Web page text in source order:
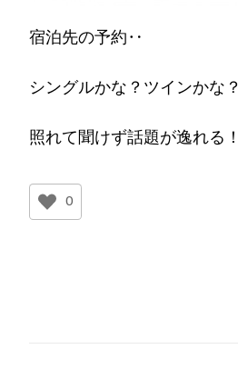
宿泊先の予約‥
シングルかな？ツインかな？
照れて聞けず話題が逸れる！
0